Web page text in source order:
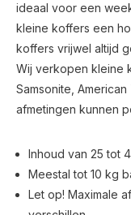
ideaal voor een
kleine koffers een
koffers vrijwel altijd
Wij verkopen kleine
Samsonite,
afmetingen kunnen
Inhoud van 25 tot
Meestal tot 10 kg
Let op! Maximale